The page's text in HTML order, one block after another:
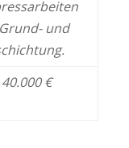
Grund- und
€